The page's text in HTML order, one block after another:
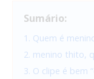
Sumário:
1. Quem é
2. menino thito,
3. O clipe é bem